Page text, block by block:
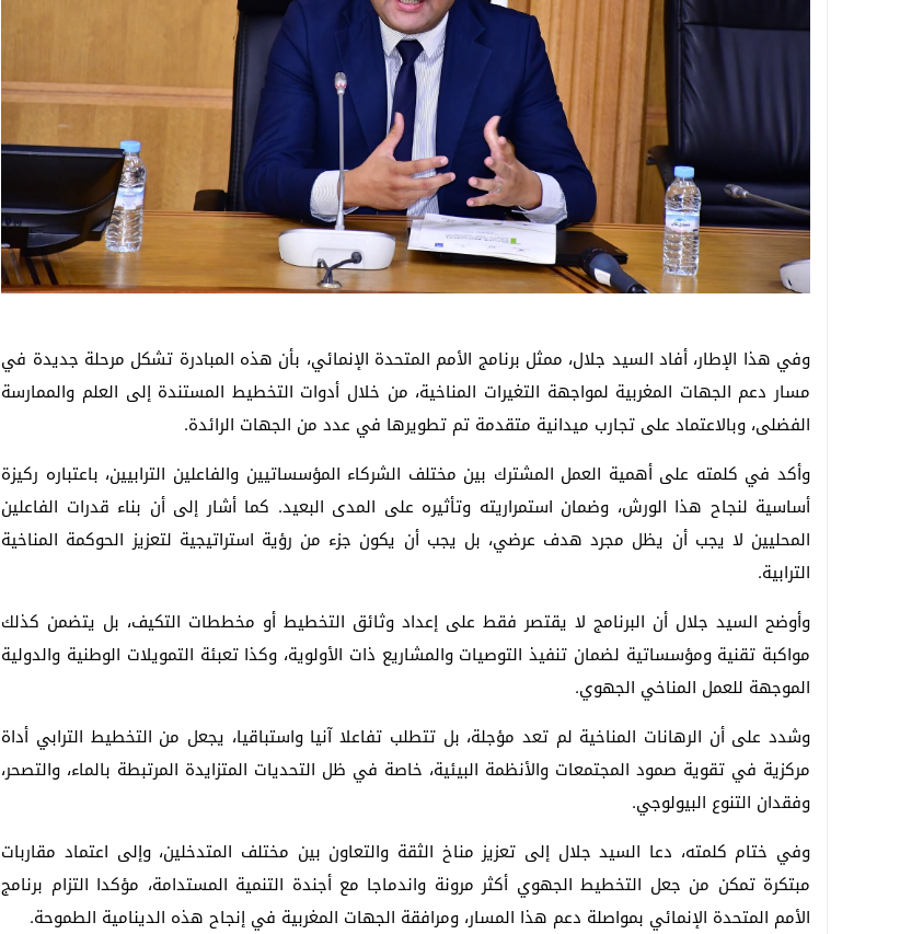
وفي هذا الإطار، أفاد السيد جلال، ممثل برنامج الأمم المتحدة الإنمائي، بأن هذه المبادرة تشكل مرحلة جديدة في
مسار دعم الجهات المغربية لمواجهة التغيرات المناخية، من خلال أدوات التخطيط المستندة إلى العلم والممارسة
الفضلى، وبالاعتماد على تجارب ميدانية متقدمة تم تطويرها في عدد من الجهات الرائدة.
وأكد في كلمته على أهمية العمل المشترك بين مختلف الشركاء المؤسساتيين والفاعلين الترابيين، باعتباره ركيزة
أساسية لنجاح هذا الورش، وضمان استمراريته وتأثيره على المدى البعيد. كما أشار إلى أن بناء قدرات الفاعلين
المحليين لا يجب أن يظل مجرد هدف عرضي، بل يجب أن يكون جزء من رؤية استراتيجية لتعزيز الحوكمة المناخية
الترابية.
وأوضح السيد جلال أن البرنامج لا يقتصر فقط على إعداد وثائق التخطيط أو مخططات التكيف، بل يتضمن كذلك
مواكبة تقنية ومؤسساتية لضمان تنفيذ التوصيات والمشاريع ذات الأولوية، وكذا تعبئة التمويلات الوطنية والدولية
الموجهة للعمل المناخي الجهوي.
وشدد على أن الرهانات المناخية لم تعد مؤجلة، بل تتطلب تفاعلا آنيا واستباقيا، يجعل من التخطيط الترابي أداة
مركزية في تقوية صمود المجتمعات والأنظمة البيئية، خاصة في ظل التحديات المتزايدة المرتبطة بالماء، والتصحر،
وفقدان التنوع البيولوجي.
وفي ختام كلمته، دعا السيد جلال إلى تعزيز مناخ الثقة والتعاون بين مختلف المتدخلين، وإلى اعتماد مقاربات
مبتكرة تمكن من جعل التخطيط الجهوي أكثر مرونة واندماجا مع أجندة التنمية المستدامة، مؤكدا التزام برنامج
الأمم المتحدة الإنمائي بمواصلة دعم هذا المسار، ومرافقة الجهات المغربية في إنجاح هذه الدينامية الطموحة.